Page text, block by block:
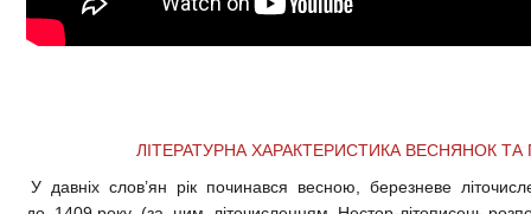
ЛІТЕРАТУРНА ХАРАКТЕРИСТИКА ВЕСНЯНОК ТА
У давніх слов’ян рік починався весною, березневе